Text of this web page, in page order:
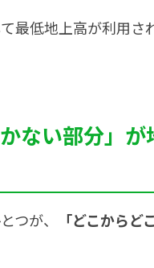
最低地上高が利用
ない部分」
つが、 「どこからど